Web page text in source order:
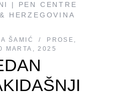
| PEN CENTRE
HERZEGOVINA
ŠAMIĆ PROSE ,
MARTA, 2025